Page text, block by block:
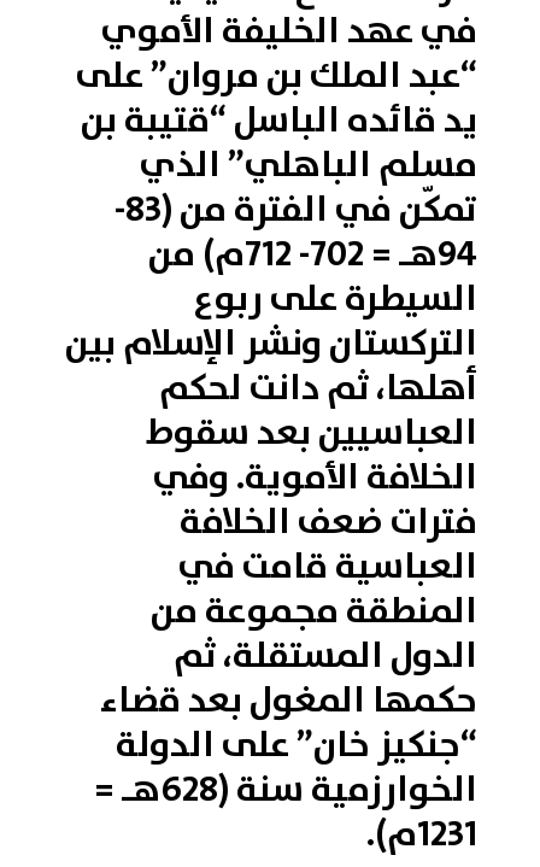
في عهد الخليفة الأموي
“عبد الملك بن مروان” على
يد قائده الباسل “قتيبة بن
مسلم الباهلي” الذي
تمكّن في الفترة من (83-
94هـ = 702- 712م) من
السيطرة على ربوع
التركستان ونشر الإسلام بين
أهلها، ثم دانت لحكم
العباسيين بعد سقوط
الخلافة الأموية. وفي
فترات ضعف الخلافة
العباسية قامت في
المنطقة مجموعة من
الدول المستقلة، ثم
حكمها المغول بعد قضاء
“جنكيز خان” على الدولة
الخوارزمية سنة (628هـ =
1231م).